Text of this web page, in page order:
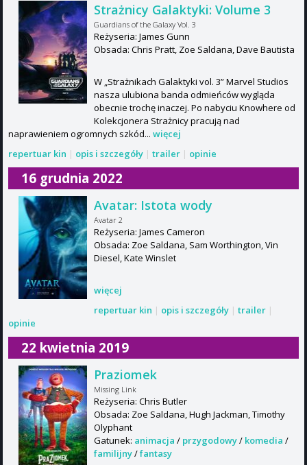
Strażnicy Galaktyki: Volume 3
Guardians of the Galaxy Vol. 3
Reżyseria: James Gunn
Obsada: Chris Pratt, Zoe Saldana, Dave Bautista
W „Strażnikach Galaktyki vol. 3” Marvel Studios
nasza ulubiona banda odmieńców wygląda
obecnie trochę inaczej. Po nabyciu Knowhere od
Kolekcjonera Strażnicy pracują nad
naprawieniem ogromnych szkód... więcej
repertuar kin | opis i szczegóły | trailer | opinie
16 grudnia 2022
Avatar: Istota wody
Avatar 2
Reżyseria: James Cameron
Obsada: Zoe Saldana, Sam Worthington, Vin
Diesel, Kate Winslet
więcej
repertuar kin | opis i szczegóły | trailer |
opinie
22 kwietnia 2019
Praziomek
Missing Link
Reżyseria: Chris Butler
Obsada: Zoe Saldana, Hugh Jackman, Timothy
Olyphant
Gatunek: animacja / przygodowy/ komedia /
familijny/fantasy